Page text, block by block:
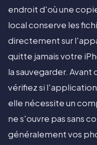
endroit d'où une
local conserve les
directement sur
quitte jamais votre
la sauvegarder.
vérifiez si
elle nécessite un
ne s'ouvre pas sans
généralement vos